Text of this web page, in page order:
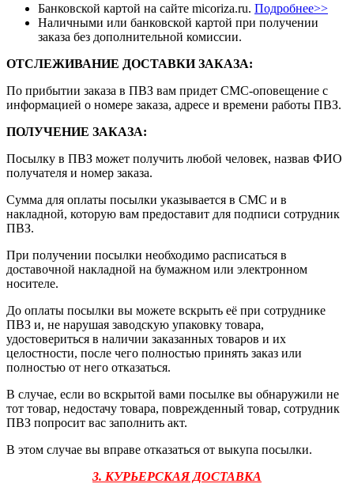
Банковской картой на сайте micoriza.ru. Подробнее>>
Наличными или банковской картой при получении
заказа без дополнительной комиссии.
ОТСЛЕЖИВАНИЕ ДОСТАВКИ ЗАКАЗА:
По прибытии заказа в ПВЗ вам придет СМС-оповещение с
информацией о номере заказа, адресе и времени работы ПВЗ.
ПОЛУЧЕНИЕ ЗАКАЗА:
Посылку в ПВЗ может получить любой человек, назвав ФИО
получателя и номер заказа.
Сумма для оплаты посылки указывается в СМС и в
накладной, которую вам предоставит для подписи сотрудник
ПВЗ.
При получении посылки необходимо расписаться в
доставочной накладной на бумажном или электронном
носителе.
До оплаты посылки вы можете вскрыть её при сотруднике
ПВЗ и, не нарушая заводскую упаковку товара,
удостовериться в наличии заказанных товаров и их
целостности, после чего полностью принять заказ или
полностью от него отказаться.
В случае, если во вскрытой вами посылке вы обнаружили не
тот товар, недостачу товара, поврежденный товар, сотрудник
ПВЗ попросит вас заполнить акт.
В этом случае вы вправе отказаться от выкупа посылки.
3. КУРЬЕРСКАЯ ДОСТАВКА